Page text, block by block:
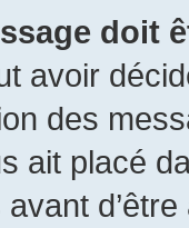
doit
avoir
des
ait placé